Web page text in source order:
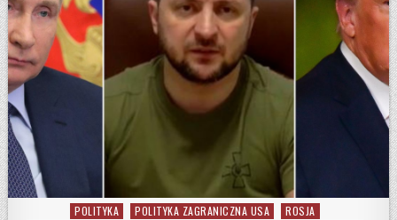
Posted in
POLITYKA POLITYKA ZAGRANICZNA USA
ROSJA